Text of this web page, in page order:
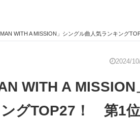
MAN WITH A MISSION」シングル曲人気ランキング
2024/
WITH A
グTOP27！ 第1